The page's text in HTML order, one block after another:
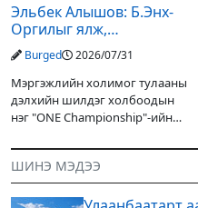
Эльбек Алышов: Б.Энх-
Оргилыг ялж,
гэрийнхэндээ байшин
авч өгнө
Burged 2026/07/31
Мэргэжлийн холимог тулааны
дэлхийн шилдэг холбоодын
нэг "ONE Championship"-ийн
өнөөдөр/2026.07.31/ болно. Энэ
өдөрлөгийн оргил тулааны
эзэд нь бантам жингийн аварга
ШИНЭ МЭДЭЭ